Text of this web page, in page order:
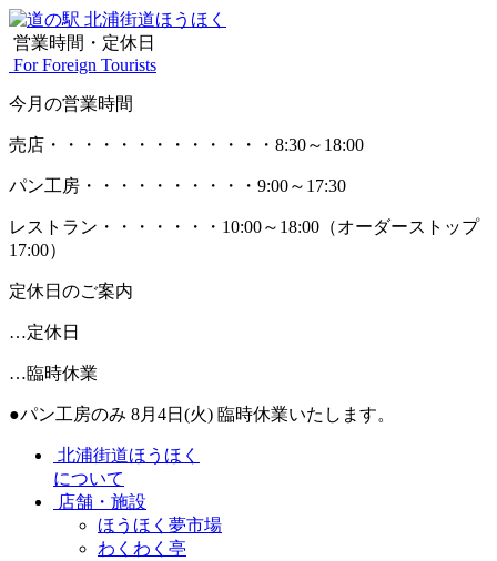
営業時間・定休日
For Foreign Tourists
今月の営業時間
売店 ・・・・・・・・・・・・・ 8:30～18:00
パン工房 ・・・・・・・・・・ 9:00～17:30
レストラン ・・・・・・・ 10:00～18:00 （オーダーストップ
17:00）
定休日のご案内
…定休日
…臨時休業
●パン工房のみ 8月4日(火) 臨時休業いたします。
北浦街道ほうほく
について
店舗・施設
ほうほく夢市場
わくわく亭